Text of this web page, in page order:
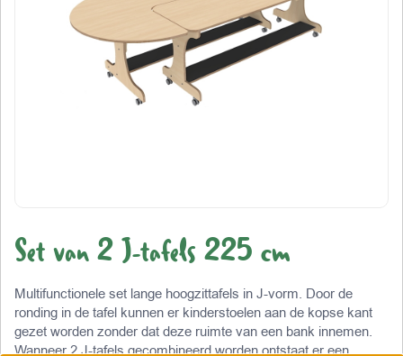
Set van 2 J-tafels 225 cm
Multifunctionele set lange hoogzittafels in J-vorm. Door de
ronding in de tafel kunnen er kinderstoelen aan de kopse kant
gezet worden zonder dat deze ruimte van een bank innemen.
Wanneer 2 J-tafels gecombineerd worden ontstaat er een